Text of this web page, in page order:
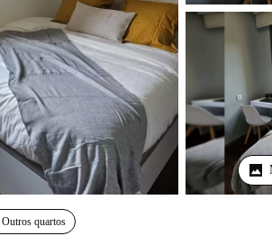
Outros quartos